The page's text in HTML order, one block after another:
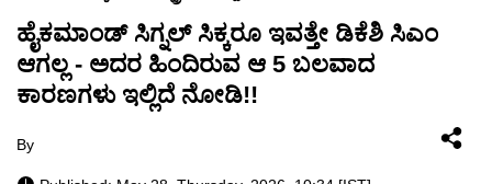
ಹೈಕಮಾಂಡ್ ಸಿಗ್ನಲ್ ಸಿಕ್ಕರೂ ಇವತ್ತೇ ಡಿಕೆಶಿ ಸಿಎಂ
ಆಗಲ್ಲ - ಅದರ ಹಿಂದಿರುವ ಆ 5 ಬಲವಾದ
ಕಾರಣಗಳು ಇಲ್ಲಿದೆ ನೋಡಿ!!
By